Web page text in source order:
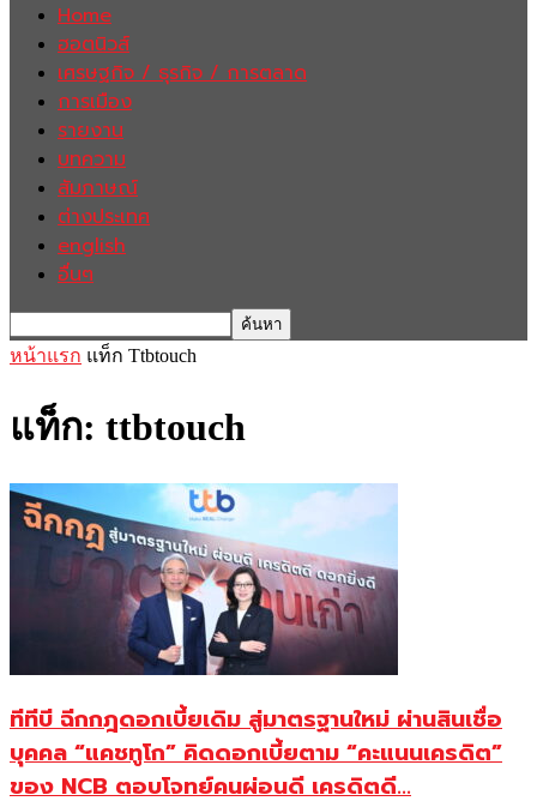
Home
ฮอตนิวส์
เศรษฐกิจ / ธุรกิจ / การตลาด
การเมือง
รายงาน
บทความ
สัมภาษณ์
ต่างประเทศ
english
อื่นๆ
หน้าแรก แท็ก Ttbtouch
แท็ก: ttbtouch
ทีทีบี ฉีกกฎดอกเบี้ยเดิม สู่มาตรฐานใหม่ ผ่านสินเชื่อ
บุคคล “แคชทูโก” คิดดอกเบี้ยตาม “คะแนนเครดิต”
ของ NCB ตอบโจทย์คนผ่อนดี เครดิตดี...